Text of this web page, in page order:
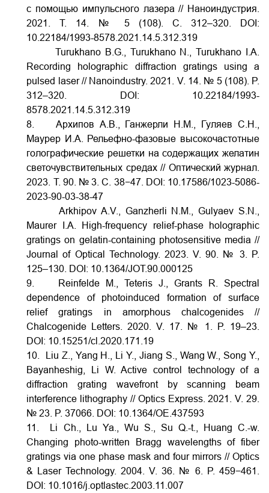
с помощью импульсного лазера // Наноиндустрия.
2021. Т. 14. № 5 (108). С. 312–320.
DOI:
10.22184/1993-8578.2021.14.5.312.319
Turukhano B.G., Turukhano N., Turukhano I.A.
Recording holographic diffraction gratings using a
pulsed laser // Nanoindustry. 2021. V. 14. № 5 (108). P.
312–320.
DOI: 10.22184/1993-
8578.2021.14.5.312.319
8. Архипов А.В., Ганжерли Н.М., Гуляев С.Н.,
Маурер И.А. Рельефно-фазовые высокочастотные
голографические решетки на содержащих желатин
светочувствительных средах // Оптический журнал.
2023. Т. 90. № 3. С. 38−47. DOI: 10.17586/1023-5086-
2023-90-03-38-47
Arkhipov A.V., Ganzherli N.М., Gulyaev S.N.,
Maurer I.A. High-frequency relief-phase holographic
gratings on gelatin-containing photosensitive media //
Journal of Optical Technology. 2023. V. 90. № 3. P.
125–130. DOI: 10.1364/JOT.90.000125
9. Reinfelde M., Teteris J., Grants R. Spectral
dependence of photoinduced formation of surface
relief gratings in amorphous chalcogenides //
Chalcogenide Letters. 2020. V. 17. № 1. P. 19–23.
DOI: 10.15251/cl.2020.171.19
10. Liu Z., Yang H., Li Y., Jiang S., Wang W., Song Y.,
Bayanheshig, Li W. Active control technology of a
diffraction grating wavefront by scanning beam
interference lithography // Optics Express. 2021. V. 29.
№ 23. P. 37066. DOI: 10.1364/OE.437593
11. Li Ch., Lu Ya., Wu S., Su Q.-t., Huang C.-w.
Changing photo-written Bragg wavelengths of fiber
gratings via one phase mask and four mirrors // Optics
& Laser Technology. 2004. V. 36. № 6. P. 459−461.
DOI: 10.1016/j.optlastec.2003.11.007